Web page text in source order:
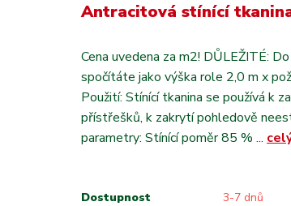
Antracitová stínící
Cena uvedena za m2! DŮLEŽITÉ:
spočítáte jako výška role 2,0 m x
Použití: Stínící tkanina se používá k
přístřešků, k zakrytí pohledově
parametry: Stínící poměr 85 % ...
Dostupnost 3-7 dnů